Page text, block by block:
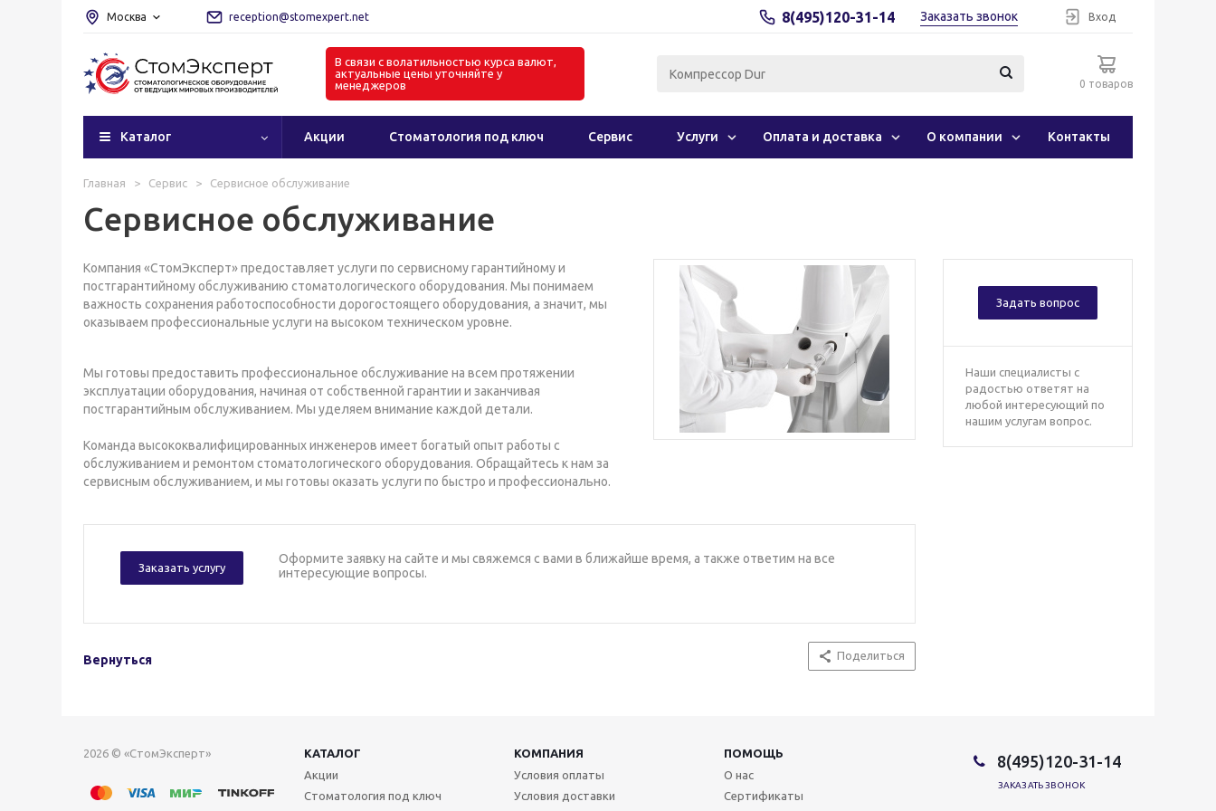
Москва reception@stomexpert.net 8(495)120-31-14 Заказать звонок Вход
В связи с волатильностью курса валют,
актуальные цены уточняйте у
менеджеров
0 товаров
Каталог Акции Стоматология под ключ Сервис Услуги Оплата и доставка О компании Контакты
Главная > Сервис > Сервисное обслуживание
Сервисное обслуживание
Задать вопрос
Наши специалисты с
радостью ответят на
любой интересующий по
нашим услугам вопрос.
Компания «СтомЭксперт» предоставляет услуги по сервисному гарантийному и
постгарантийному обслуживанию стоматологического оборудования. Мы понимаем
важность сохранения работоспособности дорогостоящего оборудования, а значит, мы
оказываем профессиональные услуги на высоком техническом уровне.
Мы готовы предоставить профессиональное обслуживание на всем протяжении
эксплуатации оборудования, начиная от собственной гарантии и заканчивая
постгарантийным обслуживанием. Мы уделяем внимание каждой детали.
Команда высококвалифицированных инженеров имеет богатый опыт работы с
обслуживанием и ремонтом стоматологического оборудования. Обращайтесь к нам за
сервисным обслуживанием, и мы готовы оказать услуги по быстро и профессионально.
Заказать услугу
Оформите заявку на сайте и мы свяжемся с вами в ближайше время, а также ответим на все
интересующие вопросы.
Вернуться Поделиться
2026 © «СтомЭксперт» КАТАЛОГ КОМПАНИЯ
ПОМОЩЬ
Акции
Стоматология под ключ
Условия оплаты
Условия доставки
О нас
Сертификаты
8(495)120-31-14
ЗАКАЗАТЬ ЗВОНОК